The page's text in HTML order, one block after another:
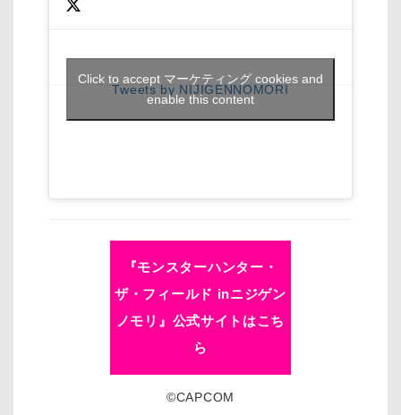
Tweets by NIJIGENNOMORI
Click to accept マーケティング cookies and
enable this content
『モンスターハンター・
ザ・フィールド inニジゲン
ノモリ』公式サイトはこち
ら
©CAPCOM